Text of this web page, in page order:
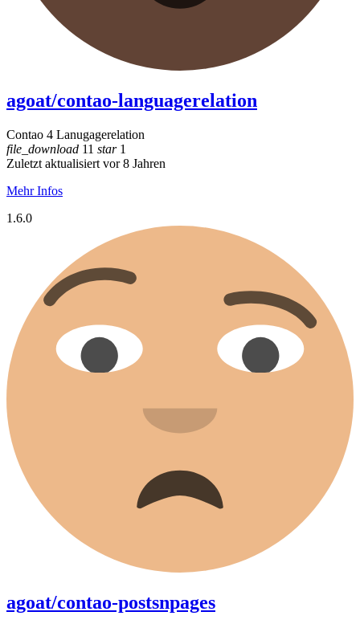
agoat/contao-languagerelation
Contao 4 Lanugagerelation
file_download 11 star1
Zuletzt aktualisiert vor 8 Jahren
Mehr Infos
1.6.0
agoat/contao-postsnpages